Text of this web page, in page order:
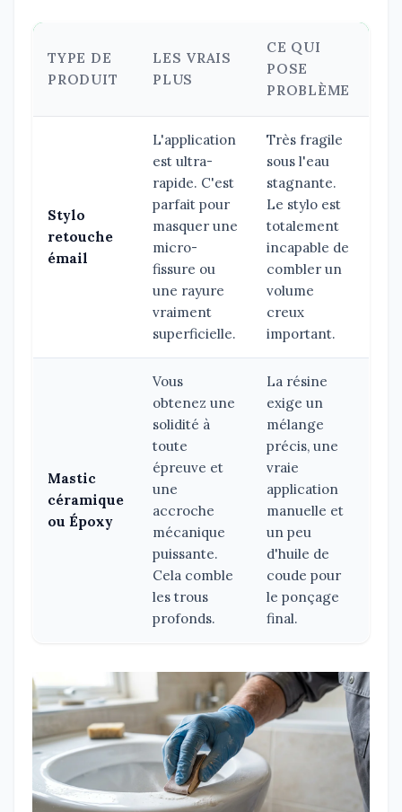
TYPE DE
PRODUIT
LES VRAIS
PLUS
CE QUI
POSE
PROBLÈME
Stylo
retouche
émail
L'application
est ultra-
rapide. C'est
parfait pour
masquer une
micro-
fissure ou
une rayure
vraiment
superficielle.
Très fragile
sous l'eau
stagnante.
Le stylo est
totalement
incapable de
combler un
volume
creux
important.
Mastic
céramique
ou Époxy
Vous
obtenez une
solidité à
toute
épreuve et
une
accroche
mécanique
puissante.
Cela comble
les trous
profonds.
La résine
exige un
mélange
précis, une
vraie
application
manuelle et
un peu
d'huile de
coude pour
le ponçage
final.